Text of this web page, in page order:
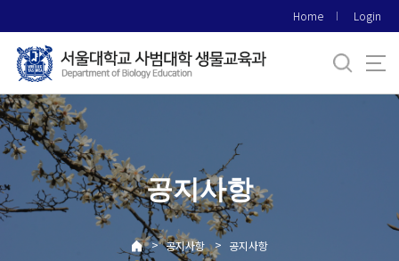
로
메
뉴
Home Login
공지사항
> 공지사항 > 공지사항